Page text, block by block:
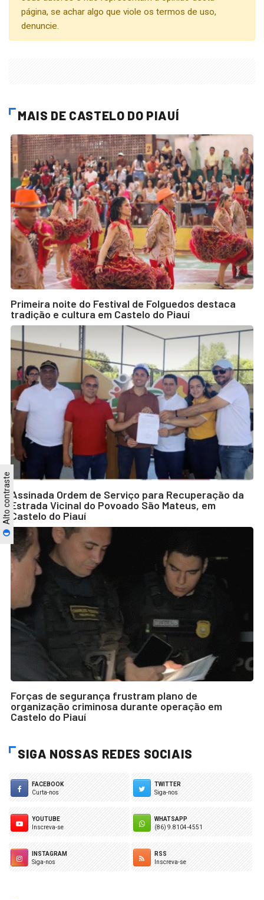
Alto contraste
página, se achar algo que viole os termos de uso,
denuncie.
MAIS DE CASTELO DO PIAUÍ
Primeira noite do Festival de Folguedos destaca
tradição e cultura em Castelo do Piauí
Assinada Ordem de Serviço para Recuperação da
Estrada Vicinal do Povoado São Mateus, em
Castelo do Piauí
Forças de segurança frustram plano de
organização criminosa durante operação em
Castelo do Piauí
SIGA NOSSAS REDES SOCIAIS
FACEBOOK
Curta-nos
TWITTER
Siga-nos
YOUTUBE
Inscreva-se
WHATSAPP
(86) 9.8104-4551
INSTAGRAM
Siga-nos
RSS
Inscreva-se